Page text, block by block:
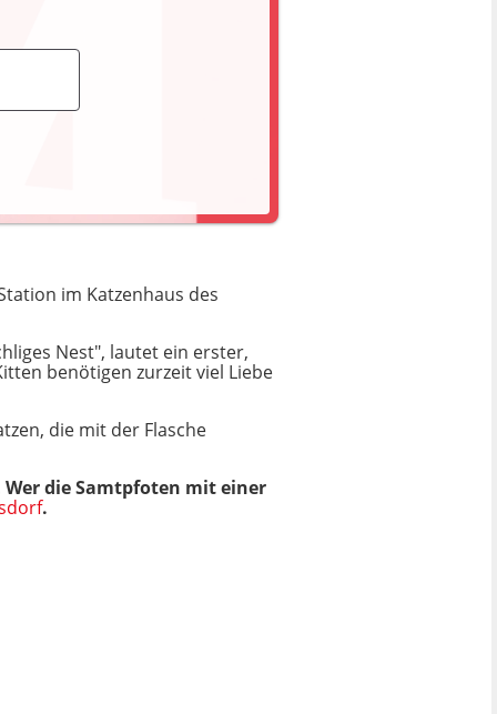
im Katzenhaus des
Nest", lautet ein erster,
benötigen zurzeit viel Liebe
die mit der Flasche
die Samtpfoten mit einer
.